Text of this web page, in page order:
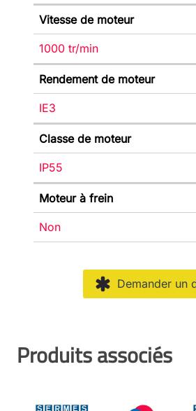
Vitesse de moteur
1000 tr/min
Rendement de moteur
IE3
Classe de moteur
IP55
Moteur à frein
Non
Demander un
Produits associés